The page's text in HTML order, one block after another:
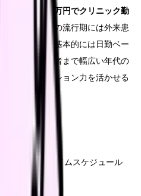
収420〜480万円でクリニック勤
ーズンや風邪の流行期には外来患
りますが、基本的には日勤ベー
小児から高齢者まで幅広い年代の
ミュニケーション力を活かせる
容と1日のタイムスケジュール
訳